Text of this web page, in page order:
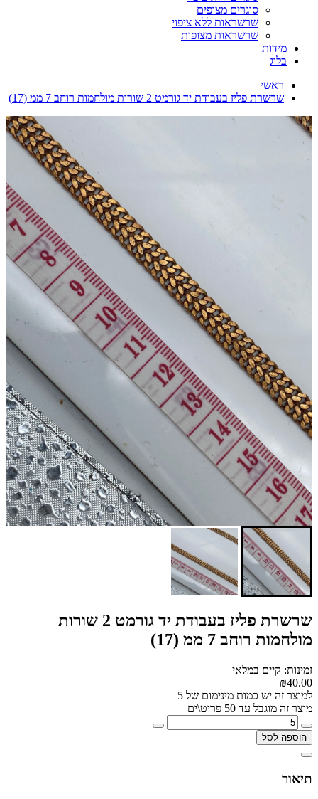
סוגרים מצופים
שרשראות ללא ציפוי
שרשראות מצופות
מידות
בלוג
ראשי
שרשרת פליז בעבודת יד גורמט 2 שורות מולחמות רוחב 7 ממ (17)
שרשרת פליז בעבודת יד גורמט 2 שורות
מולחמות רוחב 7 ממ (17)
זמינות: קיים במלאי
₪40.00
למוצר זה יש כמות מינימום של 5
מוצר זה מוגבל עד 50 פריט\ים
הוספה לסל
תיאור